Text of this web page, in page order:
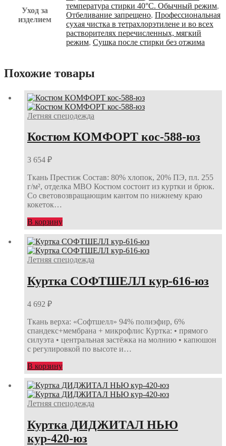
Уход за
изделием
температура стирки 40°С. Обычный режим,
Отбеливание запрещено, Профессиональная
сухая чистка в тетрахлорэтилене и во всех
растворителях перечисленных, мягкий
режим, Сушка после стирки без отжима
Похожие товары
Летняя спецодежда
Костюм КОМФОРТ кос-588-юз
3 654 ₽
Ткань Престиж Состав: 80% хлопок, 20% ПЭ, пл. 255
г/м², отделка МВО Костюм состоит из куртки и брюк.
Со световозвращающим кантом по нижнему краю
кокеток…
В корзину
Летняя спецодежда
Куртка СОФТШЕЛЛ кур-616-юз
4 692 ₽
Ткань верха: «Софтшелл» 94% полиэфир, 6%
спандекс+мембрана + микрофлис Куртка: • прямого
силуэта • центральная застёжка на молнию • капюшон
с регулировкой по высоте и…
В корзину
Летняя спецодежда
Куртка ДИДЖИТАЛ НЬЮ
кур-420-юз